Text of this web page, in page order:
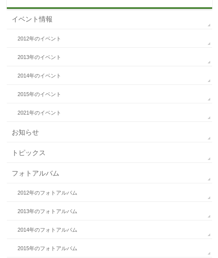
イベント情報
2012年のイベント
2013年のイベント
2014年のイベント
2015年のイベント
2021年のイベント
お知らせ
トピックス
フォトアルバム
2012年のフォトアルバム
2013年のフォトアルバム
2014年のフォトアルバム
2015年のフォトアルバム